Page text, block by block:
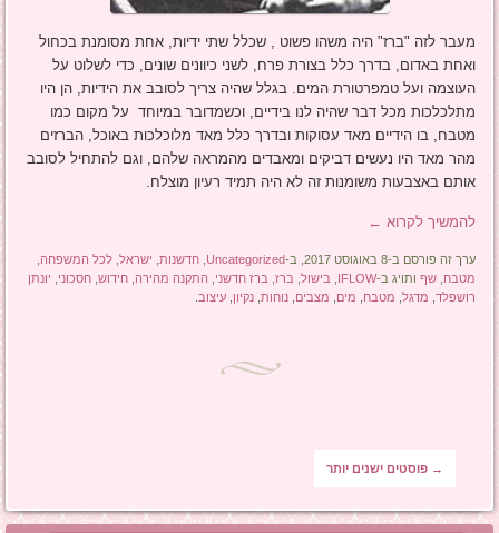
מעבר לזה "ברז" היה משהו פשוט , שכלל שתי ידיות, אחת מסומנת בכחול
ואחת באדום, בדרך כלל בצורת פרח, לשני כיוונים שונים, כדי לשלוט על
העוצמה ועל טמפרטורת המים. בגלל שהיה צריך לסובב את הידיות, הן היו
מתלכלכות מכל דבר שהיה לנו בידיים, וכשמדובר במיוחד על מקום כמו
מטבח, בו הידיים מאד עסוקות ובדרך כלל מאד מלוכלכות באוכל, הברזים
מהר מאד היו נעשים דביקים ומאבדים מהמראה שלהם, וגם להתחיל לסובב
אותם באצבעות משומנות זה לא היה תמיד רעיון מוצלח.
להמשיך לקרוא ←
ערך זה פורסם ב-8 באוגוסט 2017, ב- Uncategorized
,חדשנות ישראל ,לכל המשפחה
מטבח ,שף ותויג ב-IFLOW בישול ברז ברז חדשני התקנה מהירה ,חידוש ,חסכוני
יונתן
רושפלד מדגל מטבח מים מצבים ,נוחות ,נקיון ,עיצוב
ניווט בפוסטים
→ פוסטים ישנים יותר